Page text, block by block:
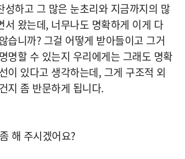
성하고 그 많은 눈초리와 지금까지의 많
서 왔는데, 너무나도 명확하게 이게 다
습니까? 그걸 어떻게 받아들이고 그거
명할 수 있는지 우리에게는 그래도 명확
이 있다고 생각하는데, 그게 구조적 외
지 좀 반문하게 됩니다.
해 주시겠어요?